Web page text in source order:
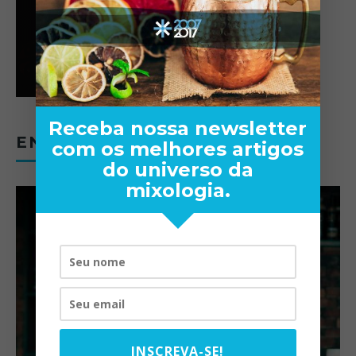
ENTREVISTAS
Receba nossa newsletter
com os melhores artigos
do universo da
mixologia.
INSCREVA-SE!